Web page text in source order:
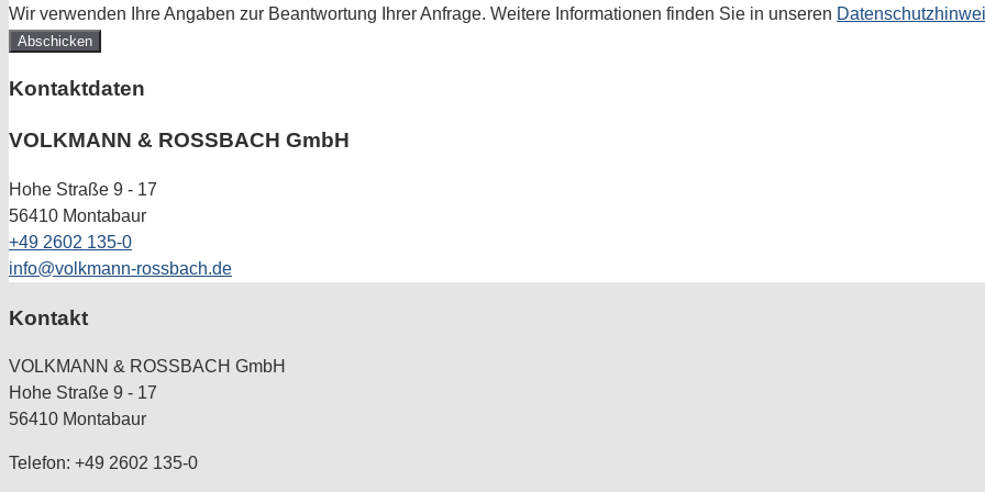
Wir verwenden Ihre Angaben zur Beantwortung Ihrer Anfrage. Weitere Informationen finden Sie in unseren
Kontaktdaten
VOLKMANN & ROSSBACH GmbH
Hohe Straße 9 - 17
56410 Montabaur
+49 2602 135-0
info@volkmann-rossbach.de
Kontakt
VOLKMANN & ROSSBACH GmbH
Hohe Straße 9 - 17
56410 Montabaur
Telefon: +49 2602 135-0